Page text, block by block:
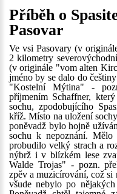
Příběh o
Pasovar
Ve vsi Pasovary (v
2 kilometry
(v originále "vom alten
jméno by se dalo do
"Kostelní Mýtina" -
příjmením Schaffner,
sochu, zpodobujícího
kříž. Místo na uložení
poněvadž bylo hojně
sochu k nepoznání.
probudilo velký strach a
nýbrž i v blízkém lese
Walde Trojas" - pozn.
zpěv a muzicírování, což
všude nebylo po